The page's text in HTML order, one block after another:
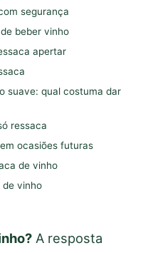
segurança
beber vinho
apertar
suave: qual costuma dar
ressaca
ocasiões futuras
de vinho
de vinho
A resposta